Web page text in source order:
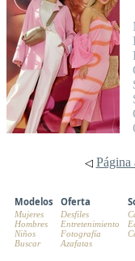
◁ Página
Modelos
Mujeres
Hombres
Niños
Buscar
Oferta
Desfiles
Entretenimiento
Fotografía
Azafatas